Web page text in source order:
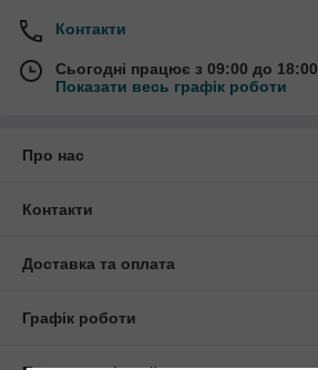
Контакти
Сьогодні працює з 09:00 до 18:00
Показати весь графік роботи
Про нас
Контакти
Доставка та оплата
Графік роботи